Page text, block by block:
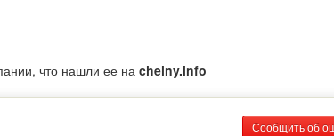
что нашли ее наchelny.info
Сообщить об